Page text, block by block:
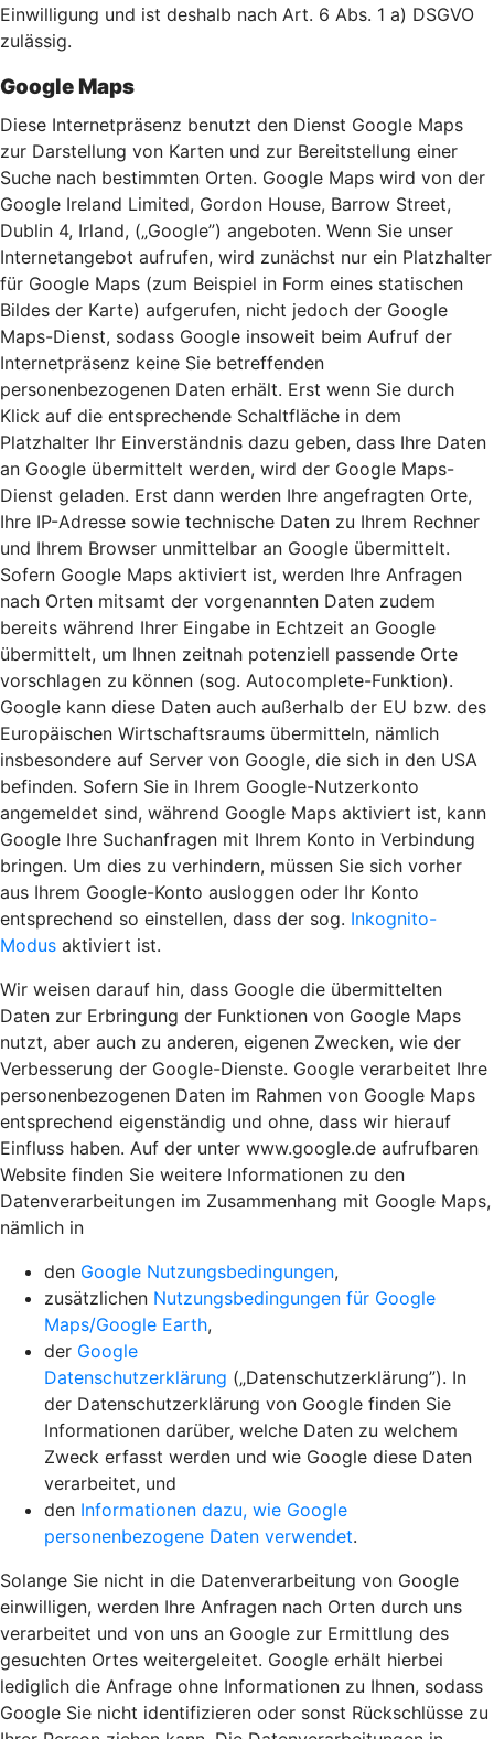
Einwilligung und ist deshalb nach Art. 6 Abs. 1 a) DSGVO
zulässig.
Google Maps
Diese Internetpräsenz benutzt den Dienst Google Maps
zur Darstellung von Karten und zur Bereitstellung einer
Suche nach bestimmten Orten. Google Maps wird von der
Google Ireland Limited, Gordon House, Barrow Street,
Dublin 4, Irland, („Google”) angeboten. Wenn Sie unser
Internetangebot aufrufen, wird zunächst nur ein Platzhalter
für Google Maps (zum Beispiel in Form eines statischen
Bildes der Karte) aufgerufen, nicht jedoch der Google
Maps-Dienst, sodass Google insoweit beim Aufruf der
Internetpräsenz keine Sie betreffenden
personenbezogenen Daten erhält. Erst wenn Sie durch
Klick auf die entsprechende Schaltfläche in dem
Platzhalter Ihr Einverständnis dazu geben, dass Ihre Daten
an Google übermittelt werden, wird der Google Maps-
Dienst geladen. Erst dann werden Ihre angefragten Orte,
Ihre IP-Adresse sowie technische Daten zu Ihrem Rechner
und Ihrem Browser unmittelbar an Google übermittelt.
Sofern Google Maps aktiviert ist, werden Ihre Anfragen
nach Orten mitsamt der vorgenannten Daten zudem
bereits während Ihrer Eingabe in Echtzeit an Google
übermittelt, um Ihnen zeitnah potenziell passende Orte
vorschlagen zu können (sog. Autocomplete-Funktion).
Google kann diese Daten auch außerhalb der EU bzw. des
Europäischen Wirtschaftsraums übermitteln, nämlich
insbesondere auf Server von Google, die sich in den USA
befinden. Sofern Sie in Ihrem Google-Nutzerkonto
angemeldet sind, während Google Maps aktiviert ist, kann
Google Ihre Suchanfragen mit Ihrem Konto in Verbindung
bringen. Um dies zu verhindern, müssen Sie sich vorher
aus Ihrem Google-Konto ausloggen oder Ihr Konto
entsprechend so einstellen, dass der sog. Inkognito-
Modus aktiviert ist.
Wir weisen darauf hin, dass Google die übermittelten
Daten zur Erbringung der Funktionen von Google Maps
nutzt, aber auch zu anderen, eigenen Zwecken, wie der
Verbesserung der Google-Dienste. Google verarbeitet Ihre
personenbezogenen Daten im Rahmen von Google Maps
entsprechend eigenständig und ohne, dass wir hierauf
Einfluss haben. Auf der unter www.google.de aufrufbaren
Website finden Sie weitere Informationen zu den
Datenverarbeitungen im Zusammenhang mit Google Maps,
nämlich in
den Google Nutzungsbedingungen,
zusätzlichen Nutzungsbedingungen für Google
Maps/Google Earth,
der Google
Datenschutzerklärung („Datenschutzerklärung”). In
der Datenschutzerklärung von Google finden Sie
Informationen darüber, welche Daten zu welchem
Zweck erfasst werden und wie Google diese Daten
verarbeitet, und
den Informationen dazu, wie Google
personenbezogene Daten verwendet.
Solange Sie nicht in die Datenverarbeitung von Google
einwilligen, werden Ihre Anfragen nach Orten durch uns
verarbeitet und von uns an Google zur Ermittlung des
gesuchten Ortes weitergeleitet. Google erhält hierbei
lediglich die Anfrage ohne Informationen zu Ihnen, sodass
Google Sie nicht identifizieren oder sonst Rückschlüsse zu